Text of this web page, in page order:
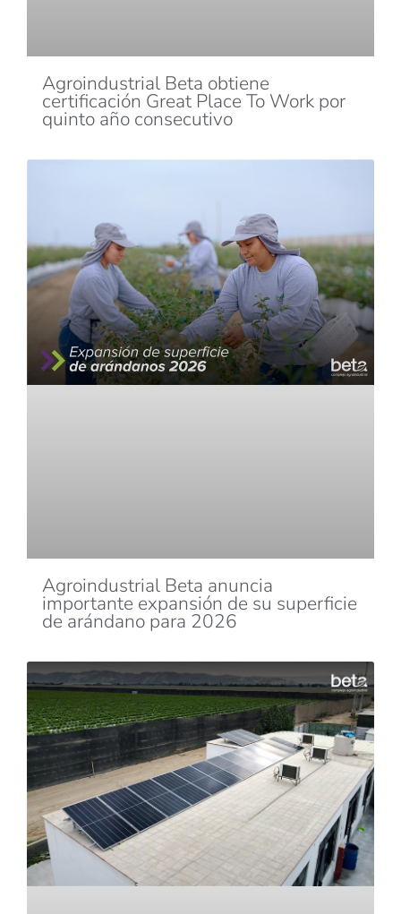
Agroindustrial Beta obtiene
certificación Great Place To Work por
quinto año consecutivo
Agroindustrial Beta anuncia
importante expansión de su superficie
de arándano para 2026